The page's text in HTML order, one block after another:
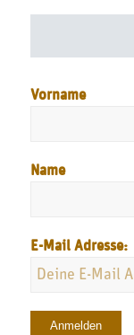
Vorname
Name
E-Mail Adresse: